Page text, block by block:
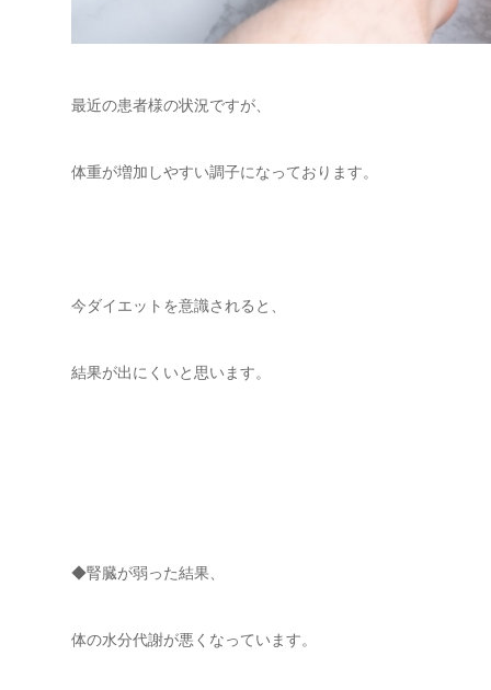
最近の患者様の状況ですが、
体重が増加しやすい調子になっております。
今ダイエットを意識されると、
結果が出にくいと思います。
◆腎臓が弱った結果、
体の水分代謝が悪くなっています。